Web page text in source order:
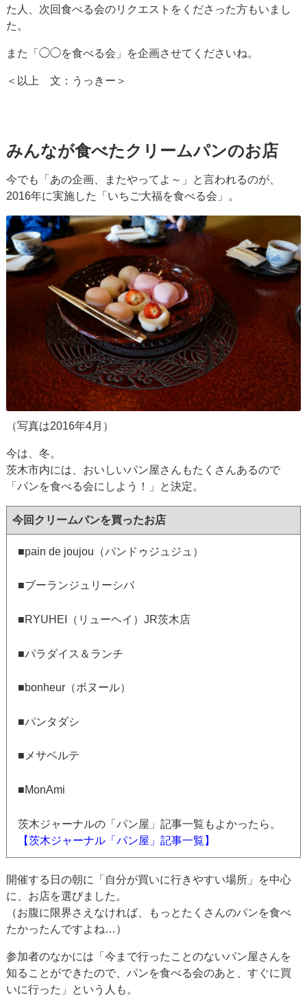
た人、次回食べる会のリクエストをくださった方もいまし
た。
また「◯◯を食べる会」を企画させてくださいね。
＜以上 文：うっきー＞
みんなが食べたクリームパンのお店
今でも「あの企画、またやってよ～」と言われるのが、
2016年に実施した「いちご大福を食べる会」。
（写真は2016年4月）
今は、冬。
茨木市内には、おいしいパン屋さんもたくさんあるので
「パンを食べる会にしよう！」と決定。
今回クリームパンを買ったお店
■pain de joujou（パンドゥジュジュ）
■ブーランジュリーシバ
■RYUHEI（リューヘイ）JR茨木店
■パラダイス＆ランチ
■bonheur（ボヌール）
■パンタダシ
■メサベルテ
■MonAmi
茨木ジャーナルの「パン屋」記事一覧もよかったら。
【茨木ジャーナル「パン屋」記事一覧】
開催する日の朝に「自分が買いに行きやすい場所」を中心
に、お店を選びました。
（お腹に限界さえなければ、もっとたくさんのパンを食べ
たかったんですよね…）
参加者のなかには「今まで行ったことのないパン屋さんを
知ることができたので、パンを食べる会のあと、すぐに買
いに行った」という人も。